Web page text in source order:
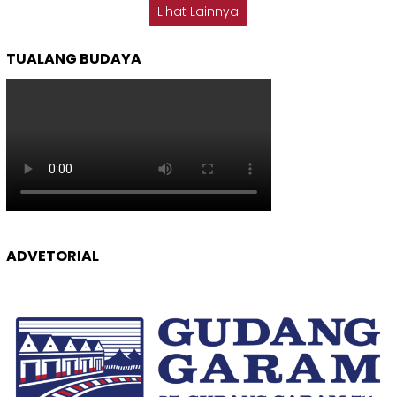
Lihat Lainnya
TUALANG BUDAYA
ADVETORIAL